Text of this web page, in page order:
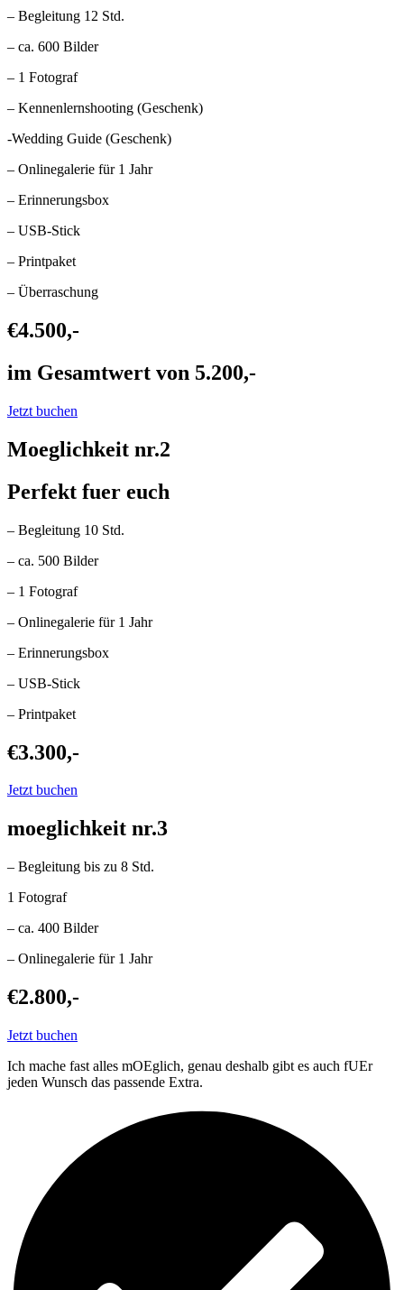
– Begleitung 12 Std.
– ca. 600 Bilder
– 1 Fotograf
– Kennenlernshooting (Geschenk)
-Wedding Guide (Geschenk)
– Onlinegalerie für 1 Jahr
– Erinnerungsbox
– USB-Stick
– Printpaket
– Überraschung
€4.500,-
im Gesamtwert von 5.200,-
Jetzt buchen
Moeglichkeit nr.2
Perfekt fuer euch
– Begleitung 10 Std.
– ca. 500 Bilder
– 1 Fotograf
– Onlinegalerie für 1 Jahr
– Erinnerungsbox
– USB-Stick
– Printpaket
€3.300,-
Jetzt buchen
moeglichkeit nr.3
– Begleitung bis zu 8 Std.
1 Fotograf
– ca. 400 Bilder
– Onlinegalerie für 1 Jahr
€2.800,-
Jetzt buchen
Ich mache fast alles mOEglich, genau deshalb gibt es auch fUEr
jeden Wunsch das passende Extra.